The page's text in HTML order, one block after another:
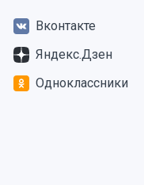
Вконтакте
Яндекс.Дзен
Одноклассники